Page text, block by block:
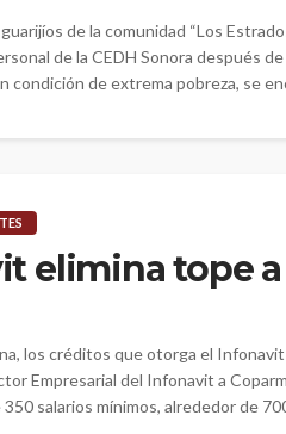
de la comunidad “Los
de la CEDH Sonora después
condición de extrema pobreza, se
elimina tope
los créditos que otorga el
Empresarial del Infonavit a
salarios mínimos, alrededor de